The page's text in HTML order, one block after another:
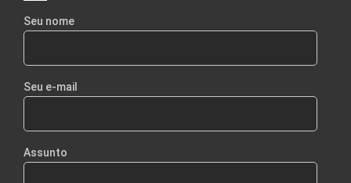
Seu nome
Seu e-mail
Assunto